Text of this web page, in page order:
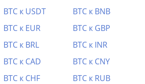
BTC к USDT
BTC к BNB
BTC к EUR
BTC к GBP
BTC к BRL
BTC к INR
BTC к CAD
BTC к CNY
BTC к CHF BTC к RUB